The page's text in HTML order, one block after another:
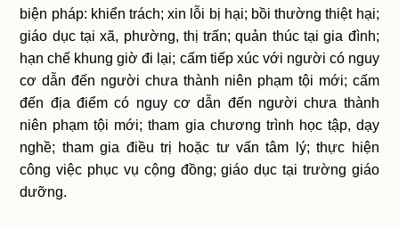
biện pháp: khiển trách; xin lỗi bị hại; bồi thường thiệt hại;
giáo dục tại xã, phường, thị trấn; quản thúc tại gia đình;
hạn chế khung giờ đi lại; cấm tiếp xúc với người có nguy
cơ dẫn đến người chưa thành niên phạm tội mới; cấm
đến địa điểm có nguy cơ dẫn đến người chưa thành
niên phạm tội mới; tham gia chương trình học tập, dạy
nghề; tham gia điều trị hoặc tư vấn tâm lý; thực hiện
công việc phục vụ cộng đồng; giáo dục tại trường giáo
dưỡng.